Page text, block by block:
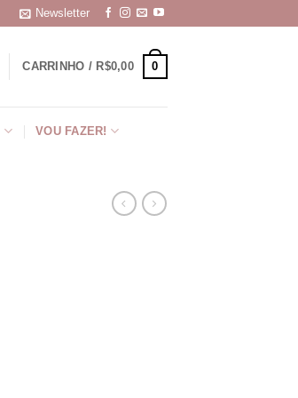
Newsletter
CARRINHO / R$0,00 0
VOU FAZER!